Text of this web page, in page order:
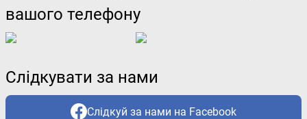
вашого телефону
Слідкувати за нами
Слідкуй за нами на Facebook